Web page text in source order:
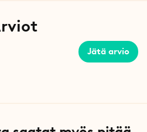
säilytysasia
ja kauha. Säilytysastia pitää
Pienet timantinmuotoiset
taivuttamalla sitä.
Jätä arvio